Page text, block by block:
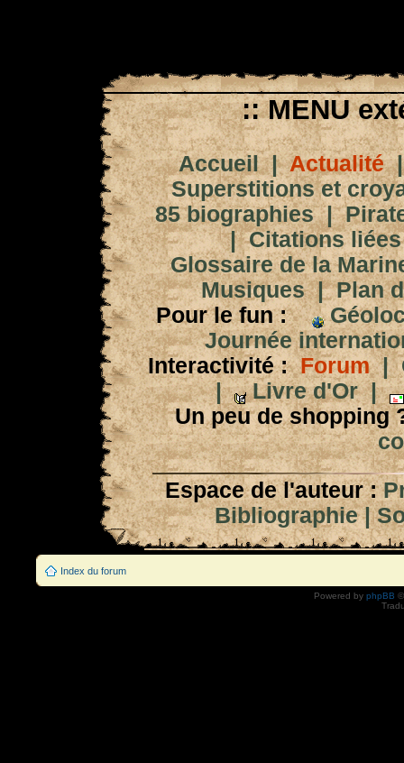
:: MENU
Accueil|Actualité
Superstitions et
85 biographies|
|Citations
Glossaire de la
Musiques|Plan
Pour le fun :
Journée
Interactivité : Forum|
|
Livre d'Or|
Un peu de shopping
Espace de l'auteur :
Bibliographie|
Index du forum
Powered by phpBB